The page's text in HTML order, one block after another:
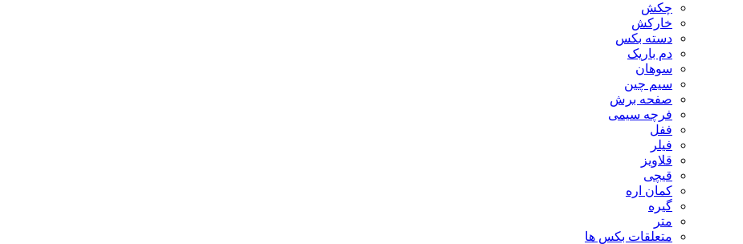
چکش
خارکش
دسته بکس
دم باریک
سوهان
سیم چین
صفحه برش
فرچه سیمی
ففل
فیلر
قلاویز
قیچی
کمان اره
گیره
متر
متعلقات بکس ها